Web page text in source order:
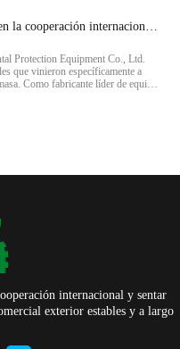
Protection Equipment Co., Ltd.
que vinieron específicamente a
Como fabricante líder de equipos
internacional y sentar
exterior estables y a largo